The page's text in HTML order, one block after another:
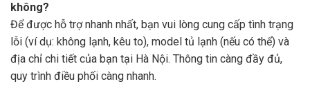
không?
Để được hỗ trợ nhanh nhất, bạn vui lòng cung cấp tình trạng
lỗi (ví dụ: không lạnh, kêu to), model tủ lạnh (nếu có thể) và
địa chỉ chi tiết của bạn tại Hà Nội. Thông tin càng đầy đủ,
quy trình điều phối càng nhanh.